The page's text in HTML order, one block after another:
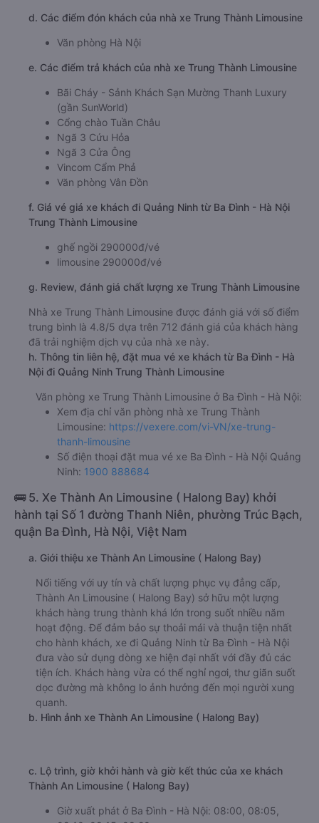
d. Các điểm đón khách của nhà xe Trung Thành Limousine
Văn phòng Hà Nội
e. Các điểm trả khách của nhà xe Trung Thành Limousine
Bãi Cháy - Sảnh Khách Sạn Mường Thanh Luxury
(gần SunWorld)
Cổng chào Tuần Châu
Ngã 3 Cứu Hỏa
Ngã 3 Cửa Ông
Vincom Cẩm Phả
Văn phòng Vân Đồn
f. Giá vé giá xe khách đi Quảng Ninh từ Ba Đình - Hà Nội
Trung Thành Limousine
ghế ngồi 290000đ/vé
limousine 290000đ/vé
g. Review, đánh giá chất lượng xe Trung Thành Limousine
Nhà xe Trung Thành Limousine được đánh giá với số điểm
trung bình là 4.8/5 dựa trên 712 đánh giá của khách hàng
đã trải nghiệm dịch vụ của nhà xe này.
h. Thông tin liên hệ, đặt mua vé xe khách từ Ba Đình - Hà
Nội đi Quảng Ninh Trung Thành Limousine
Văn phòng xe Trung Thành Limousine ở Ba Đình - Hà Nội:
Xem địa chỉ văn phòng nhà xe Trung Thành
Limousine: https://vexere.com/vi-VN/xe-trung-
thanh-limousine
Số điện thoại đặt mua vé xe Ba Đình - Hà Nội Quảng
Ninh: 1900 888684
🚌 5. Xe Thành An Limousine ( Halong Bay) khởi
hành tại Số 1 đường Thanh Niên, phường Trúc Bạch,
quận Ba Đình, Hà Nội, Việt Nam
a. Giới thiệu xe Thành An Limousine ( Halong Bay)
Nổi tiếng với uy tín và chất lượng phục vụ đẳng cấp,
Thành An Limousine ( Halong Bay) sở hữu một lượng
khách hàng trung thành khá lớn trong suốt nhiều năm
hoạt động. Để đảm bảo sự thoải mái và thuận tiện nhất
cho hành khách, xe đi Quảng Ninh từ Ba Đình - Hà Nội
đưa vào sử dụng dòng xe hiện đại nhất với đầy đủ các
tiện ích. Khách hàng vừa có thể nghỉ ngơi, thư giãn suốt
dọc đường mà không lo ảnh hưởng đến mọi người xung
quanh.
b. Hình ảnh xe Thành An Limousine ( Halong Bay)
c. Lộ trình, giờ khởi hành và giờ kết thúc của xe khách
Thành An Limousine ( Halong Bay)
Giờ xuất phát ở Ba Đình - Hà Nội: 08:00, 08:05,